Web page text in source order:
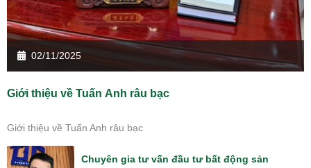
02/11/2025
Giới thiệu về Tuấn Anh râu bạc
Giới thiệu về Tuấn Anh râu bạc
Chuyên gia tư vấn đầu tư bất động sản